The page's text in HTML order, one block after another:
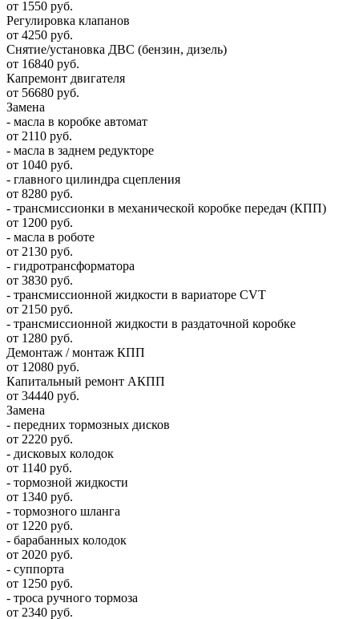
от 1550 руб.
Регулировка клапанов
от 4250 руб.
Снятие/установка ДВС (бензин, дизель)
от 16840 руб.
Капремонт двигателя
от 56680 руб.
Замена
- масла в коробке автомат
от 2110 руб.
- масла в заднем редукторе
от 1040 руб.
- главного цилиндра сцепления
от 8280 руб.
- трансмиссионки в механической коробке передач (КПП)
от 1200 руб.
- масла в роботе
от 2130 руб.
- гидротрансформатора
от 3830 руб.
- трансмиссионной жидкости в вариаторе CVT
от 2150 руб.
- трансмиссионной жидкости в раздаточной коробке
от 1280 руб.
Демонтаж / монтаж КПП
от 12080 руб.
Капитальный ремонт АКПП
от 34440 руб.
Замена
- передних тормозных дисков
от 2220 руб.
- дисковых колодок
от 1140 руб.
- тормозной жидкости
от 1340 руб.
- тормозного шланга
от 1220 руб.
- барабанных колодок
от 2020 руб.
- суппорта
от 1250 руб.
- троса ручного тормоза
от 2340 руб.